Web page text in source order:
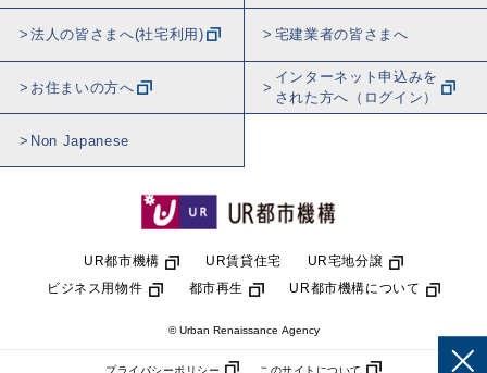
法人の皆さまへ(社宅利用) 宅建業者の皆さまへ
お住まいの方へ
インターネット申込みを
された方へ（ログイン）
Non Japanese
UR都市機構 UR賃貸住宅
UR宅地分譲
ビジネス用物件
都市再生 UR都市機構について
© Urban Renaissance Agency
プライバシーポリシー このサイトについて